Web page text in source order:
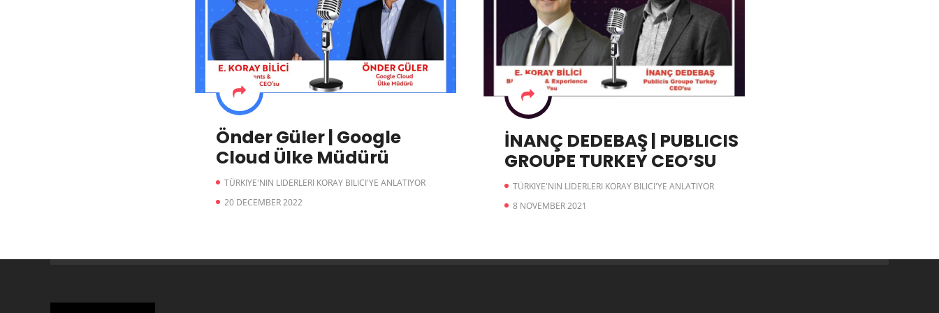
Önder Güler | Google
Cloud Ülke Müdürü
TÜRKIYE'NIN LIDERLERI KORAY BILICI'YE ANLATIYOR
20 DECEMBER 2022
İNANÇ DEDEBAŞ | PUBLICIS
GROUPE TURKEY CEO’SU
TÜRKIYE'NIN LIDERLERI KORAY BILICI'YE ANLATIYOR
8 NOVEMBER 2021